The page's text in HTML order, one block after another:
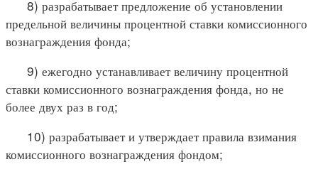
8) разрабатывает предложение об установлении
предельной величины процентной ставки комиссионного
вознаграждения фонда;
9) ежегодно устанавливает величину процентной
ставки комиссионного вознаграждения фонда, но не
более двух раз в год;
10) разрабатывает и утверждает правила взимания
комиссионного вознаграждения фондом;